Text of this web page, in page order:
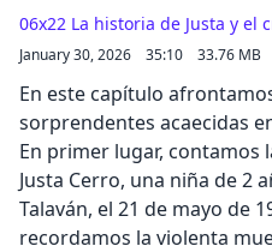
06x22 La historia de Justa y el
January 30, 2026 35:10 33.76 MB
En este capítulo
sorprendentes acaecidas
En primer lugar, contamos
Justa Cerro, una niña de 2
Talaván, el 21 de mayo de
recordamos la violenta